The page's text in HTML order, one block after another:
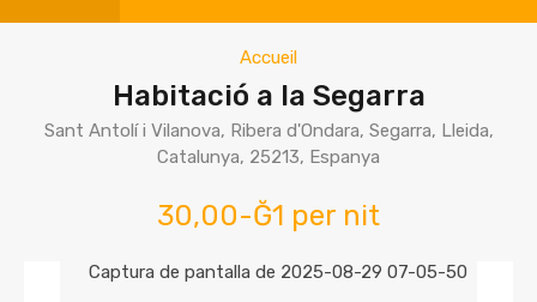
Accueil
Habitació a la Segarra
Sant Antolí i Vilanova, Ribera d'Ondara, Segarra, Lleida,
Catalunya, 25213, Espanya
30,00-Ğ1 per nit